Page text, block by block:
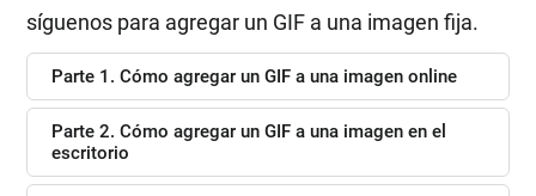
síguenos para agregar un GIF a una imagen fija.
Parte 1. Cómo agregar un GIF a una imagen online
Parte 2. Cómo agregar un GIF a una imagen en el
escritorio